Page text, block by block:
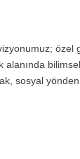
sosyal